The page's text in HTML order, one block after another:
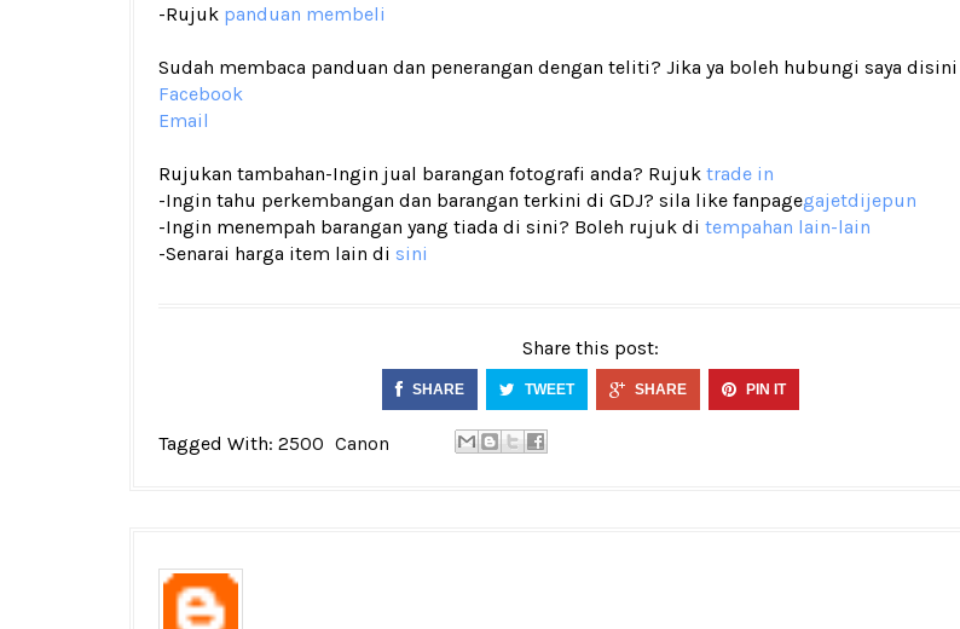
-Rujuk panduan membeli
Sudah membaca panduan dan penerangan dengan teliti? Jika ya boleh hubungi saya disini
Facebook
Email
Rujukan tambahan-Ingin jual barangan fotografi anda? Rujuk trade in
-Ingin tahu perkembangan dan barangan terkini di GDJ? sila like fanpagegajetdijepun
-Ingin menempah barangan yang tiada di sini? Boleh rujuk di tempahan lain-lain
-Senarai harga item lain di sini
Share this post:
SHARE TWEET SHARE PIN IT
Tagged With: 2500 Canon